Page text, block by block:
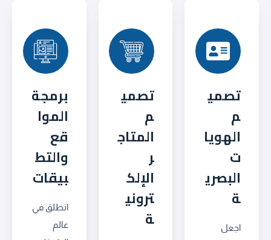
تصمي
م
الهويا
ت
البصري
ة
اجعل
تصمي
م
المتاج
ر
الإلك
تروني
ة
برمجة
الموا
قع
والتط
بيقات
انطلق في
عالم